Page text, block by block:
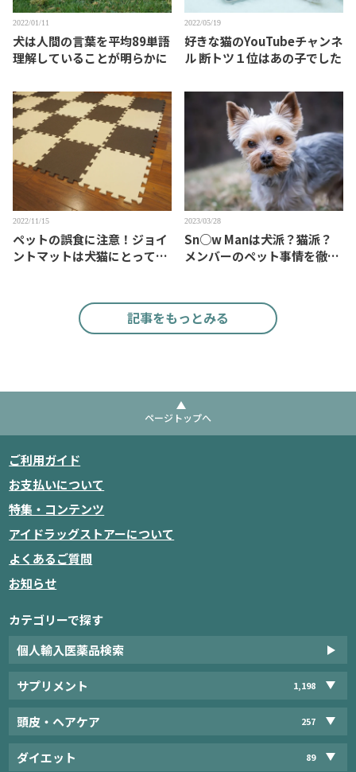
2022/01/11
犬は人間の言葉を平均89単語
理解していることが明らかに
2022/05/19
好きな猫のYouTubeチャンネ
ル 断トツ１位はあの子でした
2022/11/15
ペットの誤食に注意！ジョイ
ントマットは犬猫にとって魅
2023/03/28
Sn○w Manは犬派？猫派？
メンバーのペット事情を徹底
記事をもっとみる
ページトップへ
ご利用ガイド
お支払いについて
特集・コンテンツ
アイドラッグストアーについて
よくあるご質問
お知らせ
カテゴリーで探す
個人輸入医薬品検索
サプリメント 1,198
頭皮・ヘアケア 257
ダイエット 89